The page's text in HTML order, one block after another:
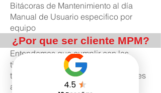
Bitácoras de Mantenimiento al día
Manual de Usuario especifico por
equipo
¿Por que ser cliente MPM?
Entendemos que cumplir con los
tiempos de entrega y horarios de
trabajo es esencial para hacer fuertes
a nuestros clientes.